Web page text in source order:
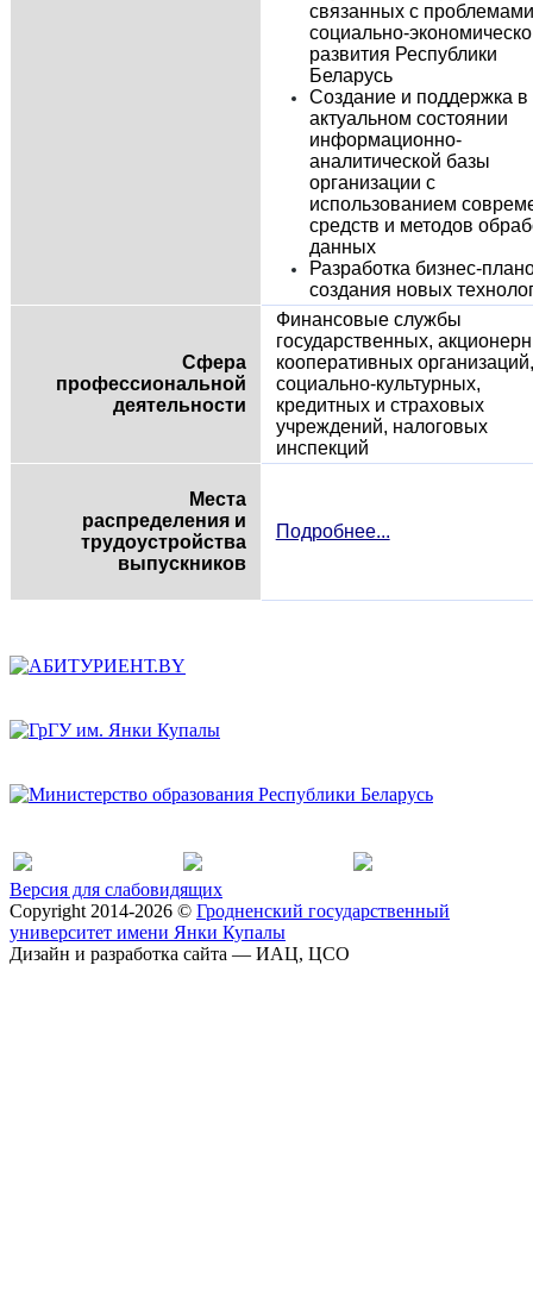
связанных с проблемами
социально-
развития Республики
Беларусь
Создание и поддержка в
актуальном состоянии
информационно-
аналитической базы
организации с
использованием
средств и методов
данных
Разработка бизнес-
создания новых
Сфера
профессиональной
деятельности
Финансовые службы
государственных,
кооперативных организаций,
социально-культурных,
кредитных и страховых
учреждений, налоговых
инспекций
Места
распределения и
трудоустройства
выпускников
Подробнее...
Версия для слабовидящих
Copyright 2014-2026 © Гродненский государственный
университет имени Янки Купалы
Дизайн и разработка сайта — ИАЦ, ЦСО